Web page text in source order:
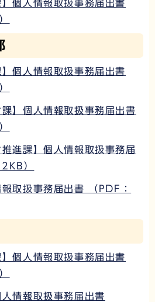
】個人情報取扱事務届出書
】個人情報取扱事務届出書
課】個人情報取扱事務届出書
推進課】個人情報取扱事務届
）
報取扱事務届出書 （PDF：
】個人情報取扱事務届出書
人情報取扱事務届出書